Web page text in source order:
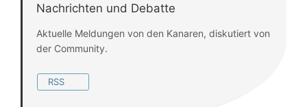
Nachrichten und Debatte
Aktuelle Meldungen von den Kanaren, diskutiert von
der Community.
RSS